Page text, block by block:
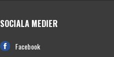
pack
SOCIALA MEDIER
Facebook